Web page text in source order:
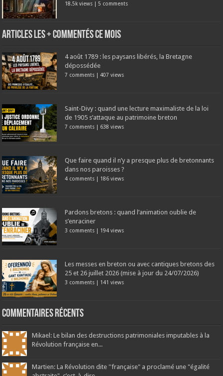
18.5k views |5 comments
Articles les + commentés ce mois
4 août 1789 : les paysans libérés, la Bretagne
dépossédée
7 comments |407 views
Saint-Divy : quand une lecture maximaliste de la loi
de 1905 s’attaque au patrimoine breton
7 comments | 638 views
Que faire quand il n’y a presque plus de bretonnants
dans nos paroisses ?
4 comments | 186 views
Pardons bretons : quand l’animation oublie de
s’enraciner
3 comments | 194 views
Les messes en breton ou avec cantiques bretons des
25 et 26 juillet 2026 (mise à jour du 24/07/2026)
3 comments | 141 views
Commentaires récents
Mikael: Le bilan des destructions patrimoniales imputables à la
Révolution française en...
Martien: La Révolution dite ''française" a proclamé une "égalité